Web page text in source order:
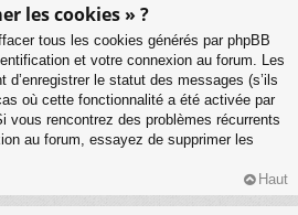
les cookies » ?
tous les cookies générés par phpBB
et votre connexion au forum. Les
d’enregistrer le statut des messages (s’ils
où cette fonctionnalité a été activée par
vous rencontrez des problèmes récurrents
au forum, essayez de supprimer les
Haut